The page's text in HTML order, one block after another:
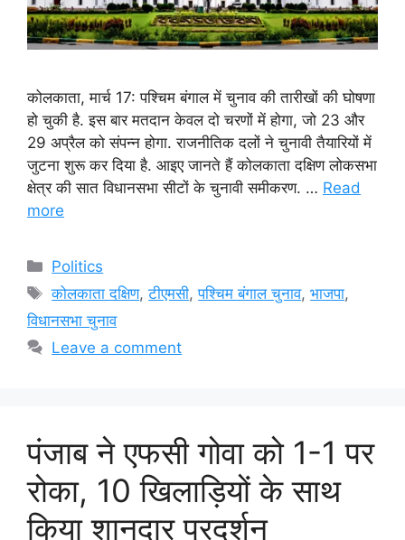
कोलकाता, मार्च 17: पश्चिम बंगाल में चुनाव की तारीखों की घोषणा
हो चुकी है. इस बार मतदान केवल दो चरणों में होगा, जो 23 और
29 अप्रैल को संपन्न होगा. राजनीतिक दलों ने चुनावी तैयारियों में
जुटना शुरू कर दिया है. आइए जानते हैं कोलकाता दक्षिण लोकसभा
क्षेत्र की सात विधानसभा सीटों के चुनावी समीकरण. … Read
more
Categories
Politics
Tags
कोलकाता दक्षिण,टीएमसी,पश्चिम बंगाल चुनाव,भाजपा,
विधानसभा चुनाव
Leave a comment
पंजाब ने एफसी गोवा को 1-1 पर
रोका, 10 खिलाड़ियों के साथ
किया शानदार प्रदर्शन